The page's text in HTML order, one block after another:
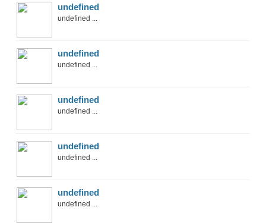
undefined
undefined ...
undefined
undefined ...
undefined
undefined ...
undefined
undefined ...
undefined
undefined ...